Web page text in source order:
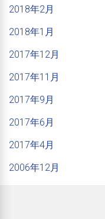
2018年2月
2018年1月
2017年12月
2017年11月
2017年9月
2017年6月
2017年4月
2006年12月